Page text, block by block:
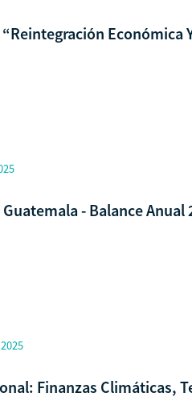
- Balance Anual
Finanzas Climáticas,